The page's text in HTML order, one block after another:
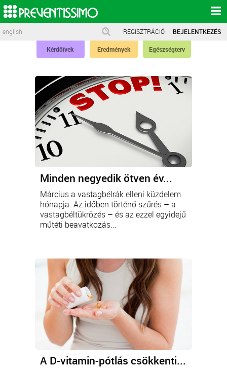
english REGISZTRÁCIÓ BEJELENTKEZÉS
Kérdőívek Eredmények Egészségterv
Minden negyedik ötven év...
Március a vastagbélrák elleni küzdelem
hónapja. Az időben történő szűrés – a
vastagbéltükrözés – és az ezzel egyidejű
műtéti beavatkozás...
A D-vitamin-pótlás csökkenti...